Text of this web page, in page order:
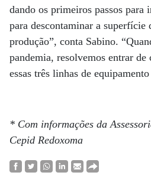
dando os primeiros passos para
para descontaminar a superfície
produção”, conta Sabino.
pandemia, resolvemos entrar de
essas três linhas de
* Com informações da
Cepid Redoxoma